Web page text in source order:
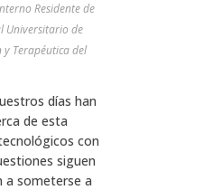
Residente de
Universitario de
y Terapéutica del
días han
de esta
con
siguen
a someterse a